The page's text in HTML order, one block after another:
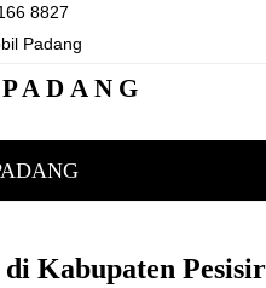
8827
Padang
Kabupaten Pesisir